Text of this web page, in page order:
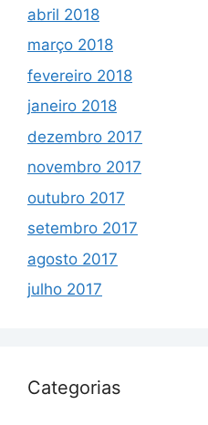
abril 2018
março 2018
fevereiro 2018
janeiro 2018
dezembro 2017
novembro 2017
outubro 2017
setembro 2017
agosto 2017
julho 2017
Categorias